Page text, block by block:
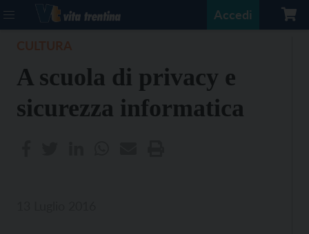
Accedi
A scuola di privacy e
sicurezza informatica